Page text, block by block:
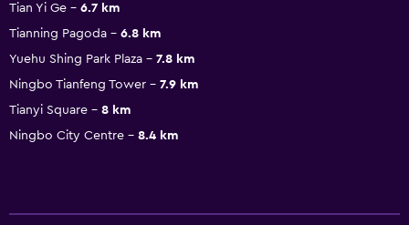
Tian Yi Ge
6.7 km
Tianning Pagoda
6.8 km
Yuehu Shing Park Plaza
7.8 km
Ningbo Tianfeng Tower
7.9 km
Tianyi Square
8 km
Ningbo City Centre
8.4 km